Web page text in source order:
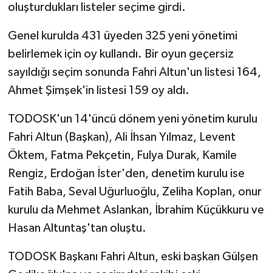
oluşturdukları listeler seçime girdi.
Genel kurulda 431 üyeden 325 yeni yönetimi
belirlemek için oy kullandı. Bir oyun geçersiz
sayıldığı seçim sonunda Fahri Altun'un listesi 164,
Ahmet Şimşek'in listesi 159 oy aldı.
TODOSK'un 14'üncü dönem yeni yönetim kurulu
Fahri Altun (Başkan), Ali İhsan Yılmaz, Levent
Öktem, Fatma Pekçetin, Fulya Durak, Kamile
Rengiz, Erdoğan İster'den, denetim kurulu ise
Fatih Baba, Seval Uğurluoğlu, Zeliha Koplan, onur
kurulu da Mehmet Aslankan, İbrahim Küçükkuru ve
Hasan Altuntaş'tan oluştu.
TODOSK Başkanı Fahri Altun, eski başkan Gülşen